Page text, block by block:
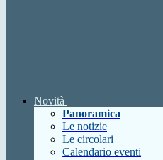
Novità
Panoramica
Le notizie
Le circolari
Calendario eventi